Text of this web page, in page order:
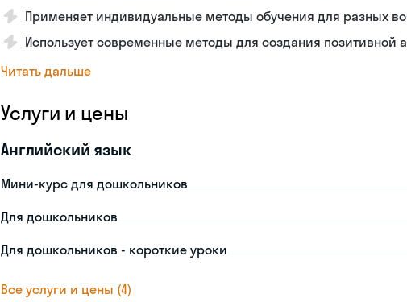
Применяет индивидуальные методы обучения для разных
Использует современные методы для создания позитивной
Читать дальше
Услуги и цены
Английский язык
Мини-курс для дошкольников
Для дошкольников
Для дошкольников - короткие уроки
Все услуги и цены (4)